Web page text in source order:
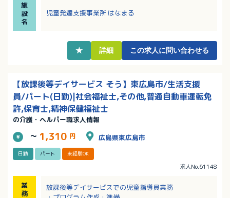
・応募についてはまず見学からでも可能です！
・20代～50代の幅広い年齢層の方が働いておられます
施
設
名
児童発達支援事業所 はなまる
★ 詳細 この求人に問い合わせる
【放課後等デイサービス そう】東広島市/生活支援
員/パート(日勤)|社会福祉士,その他,普通自動車運転免
許,保育士,精神保健福祉士
の介護・ヘルパー職求人情報
～ 1,310 円 広島県東広島市
日勤 パート 未経験OK
求人No.61148
業
務
放課後等デイサービスでの児童指導員業務